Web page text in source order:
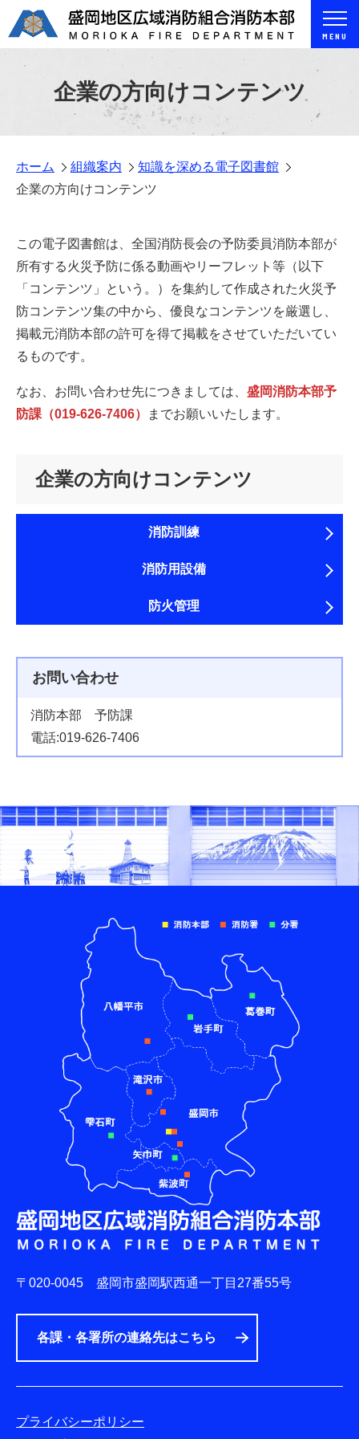
MENU
企業の方向けコンテンツ
ホーム 組織案内
知識を深める電子図書館
企業の方向けコンテンツ
この電子図書館は、全国消防長会の予防委員消防本部が
所有する火災予防に係る動画やリーフレット等（以下
「コンテンツ」という。）を集約して作成された火災予
防コンテンツ集の中から、優良なコンテンツを厳選し、
掲載元消防本部の許可を得て掲載をさせていただいてい
るものです。
なお、お問い合わせ先につきましては、 盛岡消防本部予
防課（019-626-7406）
までお願いいたします。
企業の方向けコンテンツ
消防訓練
消防用設備
防火管理
お問い合わせ
消防本部 予防課
電話:019-626-7406
〒020-0045 盛岡市盛岡駅西通一丁目27番55号
各課・各署所の連絡先はこちら
プライバシーポリシー